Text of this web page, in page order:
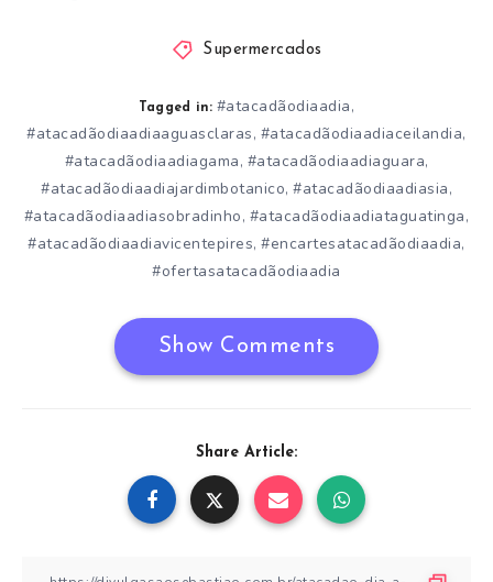
Supermercados
Tagged in: #atacadãodiaadia,
#atacadãodiaadiaaguasclaras, #atacadãodiaadiaceilandia,
#atacadãodiaadiagama, #atacadãodiaadiaguara,
#atacadãodiaadiajardimbotanico, #atacadãodiaadiasia,
#atacadãodiaadiasobradinho, #atacadãodiaadiataguatinga,
#atacadãodiaadiavicentepires,#encartesatacadãodiaadia,
#ofertasatacadãodiaadia
Show Comments
Share Article: